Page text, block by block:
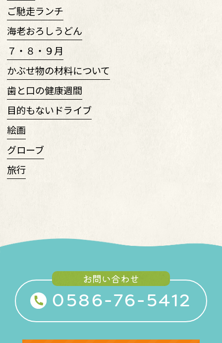
ご馳走ランチ
海老おろしうどん
７・８・９月
かぶせ物の材料について
歯と口の健康週間
目的もないドライブ
絵画
グローブ
旅行
お問い合わせ
0586-76-5412